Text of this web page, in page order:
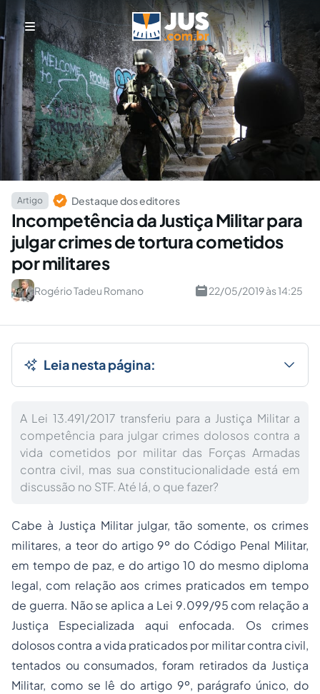
Artigo Destaque dos editores
Incompetência da Justiça Militar para
julgar crimes de tortura cometidos
por militares
Rogério Tadeu Romano 22/05/2019 às 14:25
Leia nesta página:
A Lei 13.491/2017 transferiu para a Justiça Militar a
competência para julgar crimes dolosos contra a
vida cometidos por militar das Forças Armadas
contra civil, mas sua constitucionalidade está em
discussão no STF. Até lá, o que fazer?
Cabe à Justiça Militar julgar, tão somente, os crimes
militares, a teor do artigo 9º do Código Penal Militar,
em tempo de paz, e do artigo 10 do mesmo diploma
legal, com relação aos crimes praticados em tempo
de guerra. Não se aplica a Lei 9.099/95 com relação a
Justiça Especializada aqui enfocada. Os crimes
dolosos contra a vida praticados por militar contra civil,
tentados ou consumados, foram retirados da Justiça
Militar, como se lê do artigo 9º, parágrafo único, do